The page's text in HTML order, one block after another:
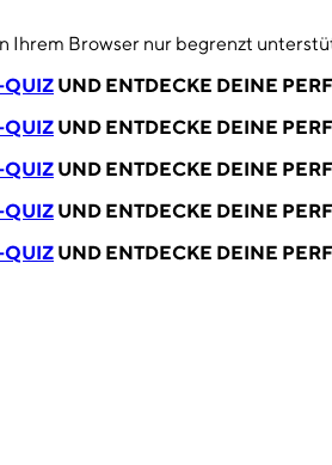
Ihrem Browser nur begrenzt
QUIZ UND ENTDECKE DEINE
QUIZ UND ENTDECKE DEINE
QUIZ UND ENTDECKE DEINE
QUIZ UND ENTDECKE DEINE
QUIZ UND ENTDECKE DEINE